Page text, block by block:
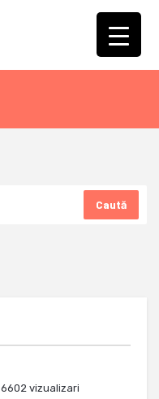
Caută
6602 vizualizari